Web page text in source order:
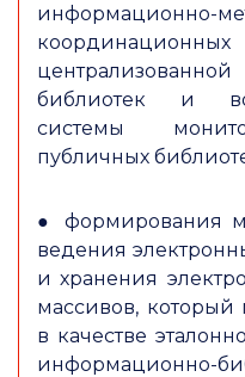
библиотек и
системы
публичных
● формирования
ведения
и хранения
массивов, который
в качестве
информационно-